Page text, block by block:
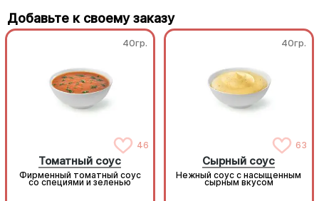
Добавьте к своему заказу
40гр.
46
Томатный соус
Фирменный томатный соус
со специями и зеленью
40гр.
63
Сырный соус
Нежный соус с насыщенным
сырным вкусом